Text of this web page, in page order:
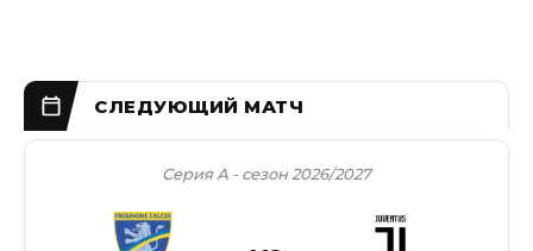
Серия А - сезон 2026/2027